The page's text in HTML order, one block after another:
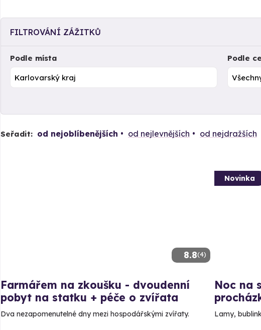
FILTROVÁNÍ ZÁŽITKŮ
Podle místa Podle
Seřadit: od nejoblíbenějších od nejlevnějších od nejdražších
8.8(4)
Farmářem na zkoušku - dvoudenní
pobyt na statku + péče o zvířata
Dva nezapomenutelné dny mezi hospodářskými zvířaty.
Novinka
Noc na
Lamy,